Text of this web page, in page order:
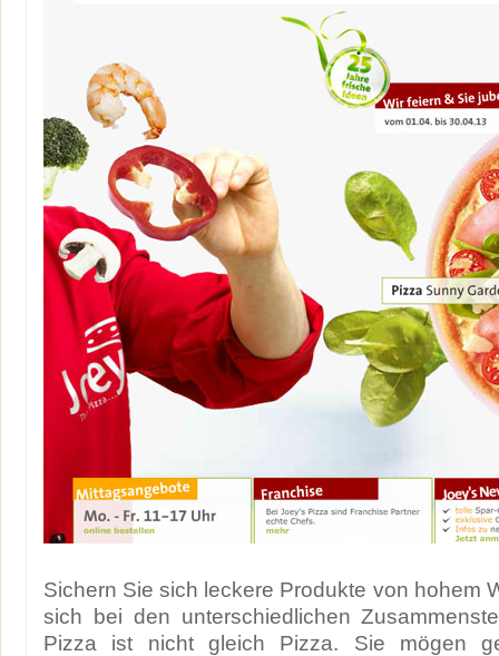
Sichern Sie sich leckere Produkte von hohem
sich bei den unterschiedlichen
Pizza ist nicht gleich Pizza. Sie mögen